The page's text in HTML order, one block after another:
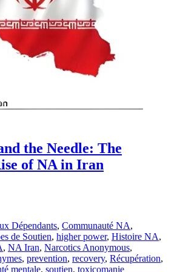
the Needle: The
of NA in Iran
Dépendants, Communauté NA,
de Soutien, higher power, Histoire NA,
, NA Iran, Narcotics Anonymous,
, prevention, recovery, Récupération,
mentale, soutien, toxicomanie